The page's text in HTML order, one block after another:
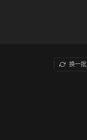
换一批